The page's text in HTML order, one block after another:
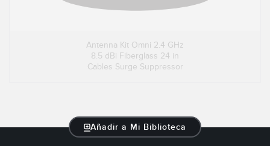
Antenna Kit Omni 2.4 GHz
8.5 dBi Fiberglass 24 in
Cables Surge Suppressor
Añadir a Mi Biblioteca